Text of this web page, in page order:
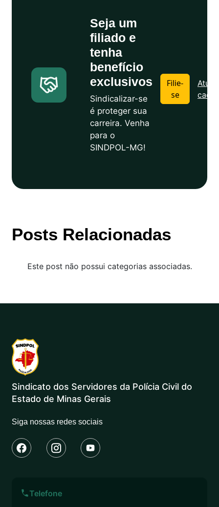
Seja um
filiado e
tenha
benefício
exclusivos
Sindicalizar-se
é proteger sua
carreira. Venha
para o
SINDPOL-MG!
Filie-
se
Posts Relacionadas
Este post não possui categorias associadas.
Sindicato dos Servidores da Polícia Civil do
Estado de Minas Gerais
Siga nossas redes sociais
Telefone